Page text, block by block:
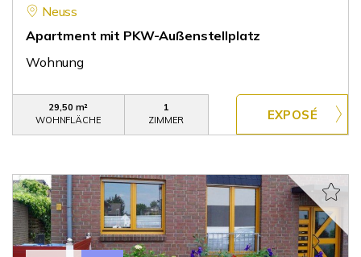
Neuss
Apartment mit PKW-Außenstellplatz
Wohnung
29,50 m²
WOHNFLÄCHE
1
ZIMMER